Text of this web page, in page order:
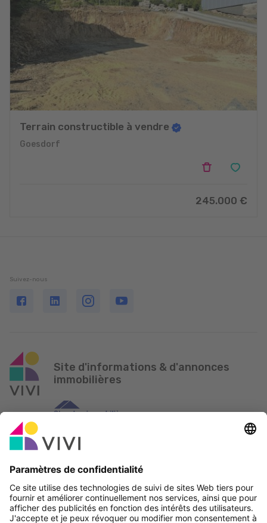
Terrain constructible à vendre
Goesdorf
245.000 €
Suivez-nous
Site d'informations & d'annonces
immobilières